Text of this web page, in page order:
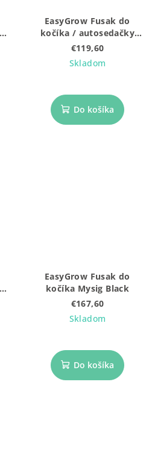
EasyGrow Fusak do
kočíka / autosedačky
Ferd Mini Brown
€119,60
Skladom
Do košíka
EasyGrow Fusak do
kočíka Mysig Black
€167,60
Skladom
Do košíka